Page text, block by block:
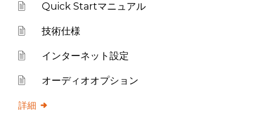
Quick Startマニュアル
技術仕様
インターネット設定
オーディオオプション
詳細